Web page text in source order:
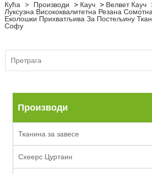
Кућа > Производи > Кауч > Велвет Кауч
Луксузна Висококвалитетна Резана
Еколошки Прихватљива За Постељину
Софу
Производи
Тканина за завесе
Схеерс Цуртаин